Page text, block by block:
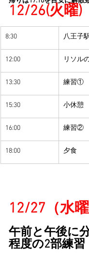
12/26(火曜)
8:30 八王子
​12:00 リソル
​13:30 練習①
​15:30 小休憩
16:00 練習②
​18:00 ​夕食
12/27（水
午前と午後に
程度の2部練習